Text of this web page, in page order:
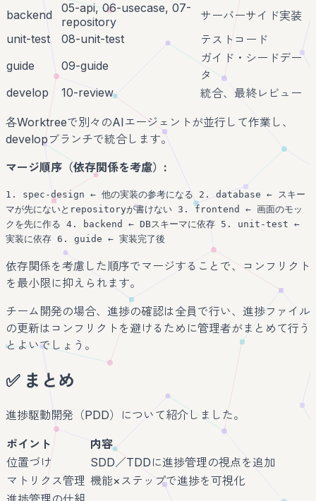
backend
05-api, 06-usecase, 07-
repository
サーバーサイド実装
unit-test
08-unit-test
テストコード
guide
09-guide
ガイド・シードデー
タ
develop
10-review 統合、最終レビュー
各Worktreeで別々のAIエージェントが並行して作業し、
developブランチで統合します。
マージ順序（依存関係を考慮）:
1. spec-design ← 他の実装の参考になる 2. database ← スキー
マが先にないとrepositoryが書けない 3. frontend ← 画面のモッ
クを先に作る 4. backend ← DBスキーマに依存 5. unit-test ←
実装に依存 6. guide ← 実装完了後
依存関係を考慮した順序でマージすることで、コンフリクト
を最小限に抑えられます。
チーム開発の場合、進捗の確認は全員で行い、進捗ファイル
の更新はコンフリクトを避けるために管理者がまとめて行う
とよいでしょう。
✅ まとめ
進捗駆動開発（PDD）について紹介しました。
ポイント
内容
位置づけ
SDD／TDDに進捗管理の視点を追加
マトリクス管理 機能×ステップで進捗を可視化